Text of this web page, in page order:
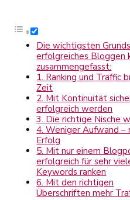
Die wichtigsten
erfolgreiches Bloggen
zusammengefasst:
1. Ranking und Traffic
Zeit
2. Mit Kontinuität
erfolgreich werden
3. Die richtige Nische
4. Weniger Aufwand –
Erfolg
5. Mit nur einem
erfolgreich für sehr
Keywords ranken
6. Mit den richtigen
Überschriften mehr